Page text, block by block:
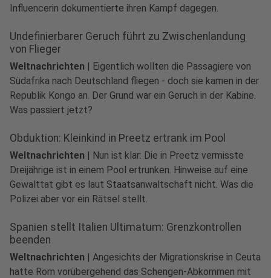
Influencerin dokumentierte ihren Kampf dagegen.
Undefinierbarer Geruch führt zu Zwischenlandung
von Flieger
Weltnachrichten | Eigentlich wollten die Passagiere von
Südafrika nach Deutschland fliegen - doch sie kamen in der
Republik Kongo an. Der Grund war ein Geruch in der Kabine.
Was passiert jetzt?
Obduktion: Kleinkind in Preetz ertrank im Pool
Weltnachrichten | Nun ist klar: Die in Preetz vermisste
Dreijährige ist in einem Pool ertrunken. Hinweise auf eine
Gewalttat gibt es laut Staatsanwaltschaft nicht. Was die
Polizei aber vor ein Rätsel stellt.
Spanien stellt Italien Ultimatum: Grenzkontrollen
beenden
Weltnachrichten | Angesichts der Migrationskrise in Ceuta
hatte Rom vorübergehend das Schengen-Abkommen mit